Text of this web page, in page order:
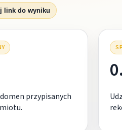
link do wyniku
przypisanych